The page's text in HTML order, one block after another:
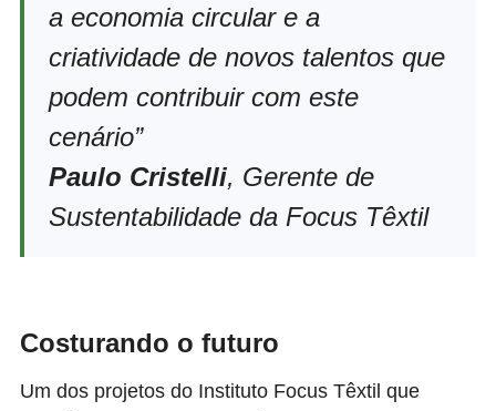
a economia circular e a
criatividade de novos talentos que
podem contribuir com este
cenário”
Paulo Cristelli, Gerente de
Sustentabilidade da Focus Têxtil
Costurando o futuro
Um dos projetos do Instituto Focus Têxtil que